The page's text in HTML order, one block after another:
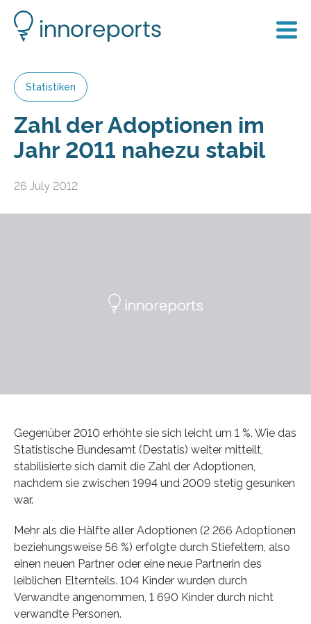
Statistiken
Zahl der Adop­tio­nen im
Jahr 2011 nahe­zu sta­bil
26 July 2012
Gegenüber 2010 erhöhte sie sich leicht um 1 %. Wie das
Statistische Bundesamt (Destatis) weiter mitteilt,
stabilisierte sich damit die Zahl der Adoptionen,
nachdem sie zwischen 1994 und 2009 stetig gesunken
war.
Mehr als die Hälfte aller Adoptionen (2 266 Adoptionen
beziehungsweise 56 %) erfolgte durch Stiefeltern, also
einen neuen Partner oder eine neue Partnerin des
leiblichen Elternteils. 104 Kinder wurden durch
Verwandte angenommen, 1 690 Kinder durch nicht
verwandte Personen.